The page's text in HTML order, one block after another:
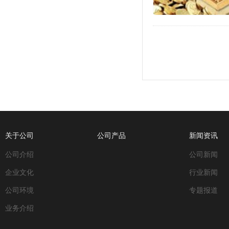
关于公司
公司介绍
企业文化
公司环境
业务介绍
公司产品 新闻资讯
公司新闻
行业新闻
专题报道